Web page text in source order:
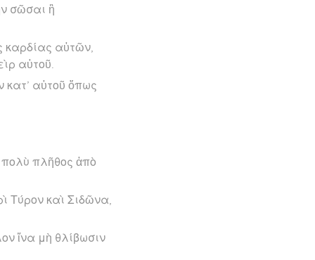
σῶσαι ἢ
καρδίας αὐτῶν,
αὐτοῦ.
κατ’ αὐτοῦ ὅπως
πλῆθος ἀπὸ
Τύρον καὶ Σιδῶνα,
ἵνα μὴ θλίβωσιν